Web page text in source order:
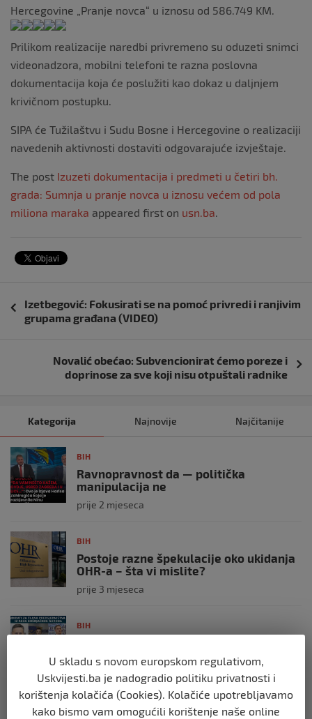
Hercegovine „Pranje novca“ u iznosu od 586.749 KM.
Prilikom realizacije naredbi privremeno su oduzeti snimci
videonadzora, mobilni telefoni te razna poslovna
dokumentacija koja će poslužiti kao dokaz u daljnjem
krivičnom postupku.
SIPA će Tužilaštvu i Sudu Bosne i Hercegovine o realizaciji
navedenih aktivnosti dostaviti odgovarajuće izvještaje.
The post Izuzeti dokumentacija i predmeti u četiri bh.
grada: Sumnja u pranje novca u iznosu većem od pola
miliona maraka appeared first on usn.ba.
objava
Izetbegović: Fokusirati se na pomoć privredi i ranjivim
grupama građana (VIDEO)
Novalić obećao: Subvencionirat ćemo poreze i
doprinose za sve koji nisu otpuštali radnike
Kategorija Najnovije Najčitanije
BIH
Ravnopravnost da — politička
manipulacija ne
prije 2 mjeseca
BIH
Postoje razne špekulacije oko ukidanja
OHR-a – šta vi mislite?
prije 3 mjeseca
BIH
najveće šanse za povratak u
Predsjedništvo BiH
prije 3 mjeseca
U skladu s novom europskom regulativom,
Uskvijesti.ba je nadogradio politiku privatnosti i
korištenja kolačića (Cookies). Kolačiće upotrebljavamo
kako bismo vam omogućili korištenje naše online